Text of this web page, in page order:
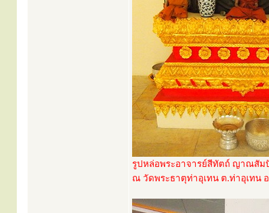
รูปหล่อพระอาจารย์สีทัตถ์ ญาณสัม
ณ วัดพระธาตุท่าอุเทน ต.ท่าอุเทน